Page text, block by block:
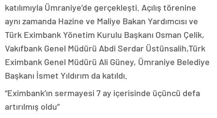
katılımıyla Ümraniye’de gerçekleşti. Açılış törenine
aynı zamanda Hazine ve Maliye Bakan Yardımcısı ve
Türk Eximbank Yönetim Kurulu Başkanı Osman Çelik,
Vakıfbank Genel Müdürü Abdi Serdar Üstünsalih,Türk
Eximbank Genel Müdürü Ali Güney, Ümraniye Belediye
Başkanı İsmet Yıldırım da katıldı.
“Eximbank’ın sermayesi 7 ay içerisinde üçüncü defa
artırılmış oldu”